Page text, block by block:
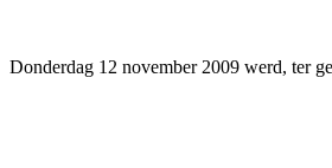
Donderdag 12 november 2009 werd, ter